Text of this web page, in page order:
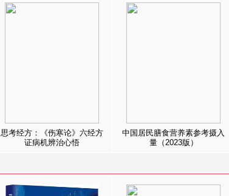
思考经方：《伤寒论》六经方
证病机辨治心悟
中国居民膳食营养素参考摄入
量（2023版）